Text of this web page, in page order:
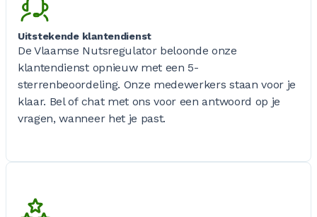
Uitstekende klantendienst
De Vlaamse Nutsregulator beloonde onze
klantendienst opnieuw met een 5-
sterrenbeoordeling. Onze medewerkers staan voor je
klaar. Bel of chat met ons voor een antwoord op je
vragen, wanneer het je past.